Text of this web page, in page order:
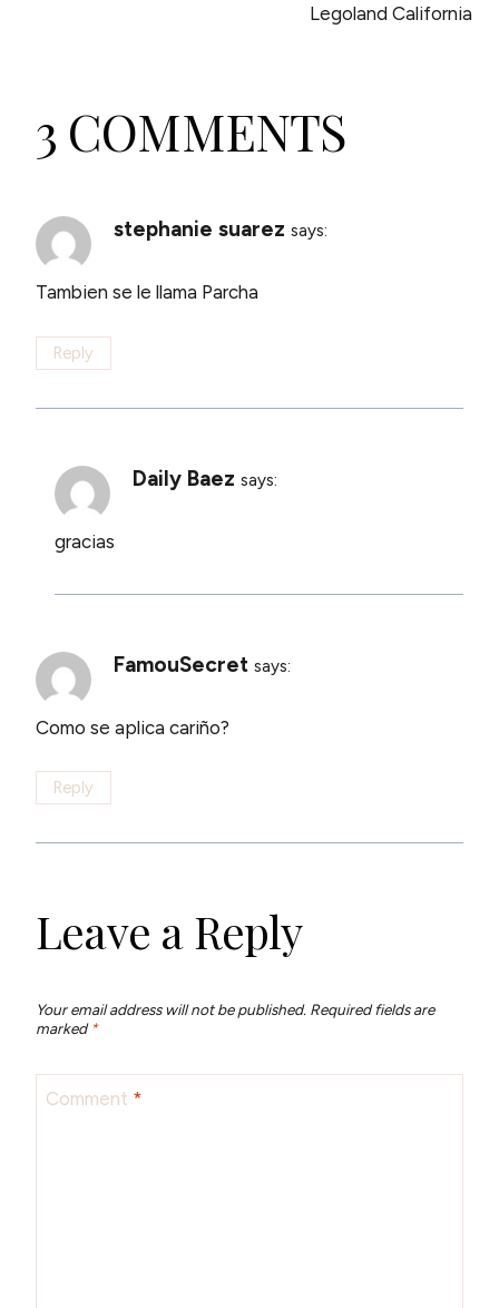
Legoland California
3 COMMENTS
stephanie suarez says:
Tambien se le llama Parcha
Reply
Daily Baez says:
gracias
FamouSecret says:
Como se aplica cariño?
Reply
Leave a Reply
Your email address will not be published. Required fields are
marked *
Comment *